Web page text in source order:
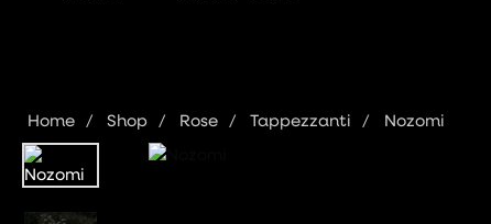
Home Shop Rose Tappezzanti Nozomi